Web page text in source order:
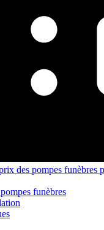
des pompes funèbres
funèbres